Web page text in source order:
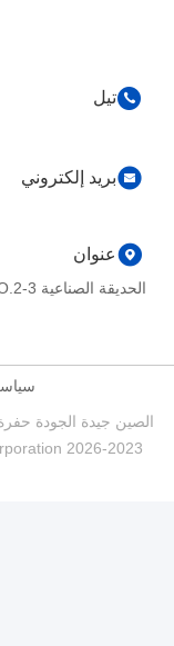
تيل
بريد إلكتروني
عنوان
الصين جيدة الجودة